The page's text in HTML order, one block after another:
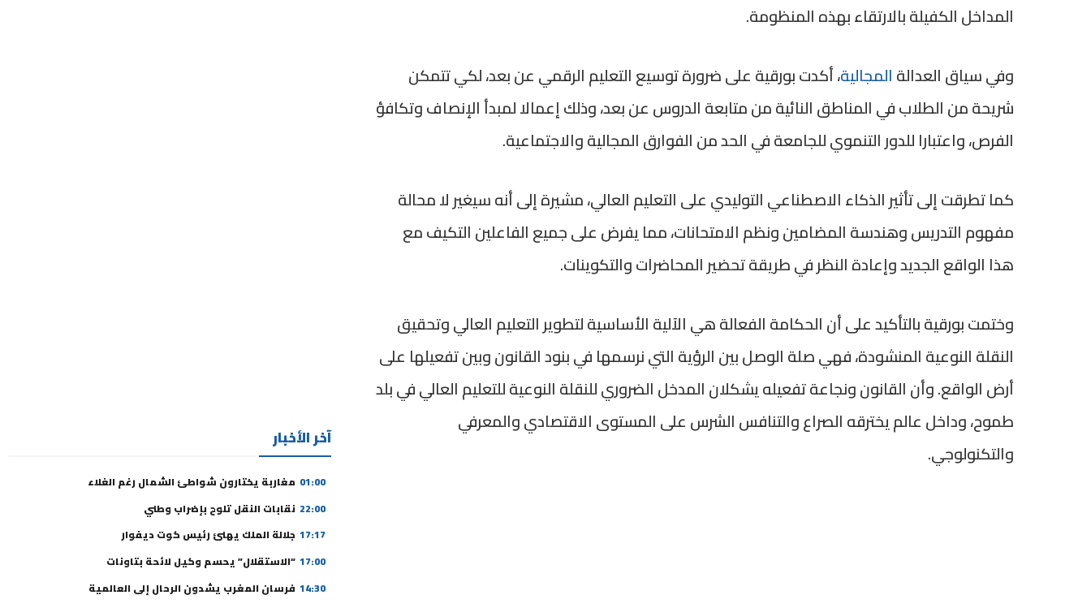
المداخل الكفيلة بالارتقاء بهذه المنظومة.
وفي سياق العدالةالمجالية، أكدت بورقية على ضرورة توسيع التعليم الرقمي عن بعد، لكي تتمكن
شريحة من الطلاب في المناطق النائية من متابعة الدروس عن بعد، وذلك إعمالا لمبدأ الإنصاف وتكافؤ
الفرص، واعتبارا للدور التنموي للجامعة في الحد من الفوارق المجالية والاجتماعية.
كما تطرقت إلى تأثير الذكاء الاصطناعي التوليدي على التعليم العالي، مشيرة إلى أنه سيغير لا محالة
مفهوم التدريس وهندسة المضامين ونظم الامتحانات، مما يفرض على جميع الفاعلين التكيف مع
هذا الواقع الجديد وإعادة النظر في طريقة تحضير المحاضرات والتكوينات.
وختمت بورقية بالتأكيد على أن الحكامة الفعالة هي الآلية الأساسية لتطوير التعليم العالي وتحقيق
النقلة النوعية المنشودة، فهي صلة الوصل بين الرؤية التي نرسمها في بنود القانون وبين تفعيلها على
أرض الواقع. وأن القانون ونجاعة تفعيله يشكلان المدخل الضروري للنقلة النوعية للتعليم العالي في بلد
طموح، وداخل عالم يخترقه الصراع والتنافس الشرس على المستوى الاقتصادي والمعرفي
والتكنولوجي.
آخر الأخبار
01:00 مغاربة يختارون شواطئ الشمال رغم الغلاء
22:00 نقابات النقل تلوح بإضراب وطني
17:17 جلالة الملك يهنئ رئيس كوت ديفوار
17:00 “الاستقلال” يحسم وكيل لائحة بتاونات
14:30 فرسان المغرب يشدون الرحال إلى العالمية